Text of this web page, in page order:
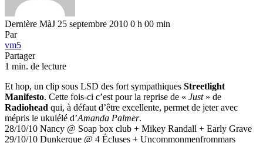
Dernière MàJ 25 septembre 2010 0 h 00 min
Par
vm5
Partager
1 min. de lecture
Et hop, un clip sous LSD des fort sympathiques Streetlight
Manifesto. Cette fois-ci c’est pour la reprise de « Just» de
Radiohead qui, à défaut d’être excellente, permet de jeter avec
mépris le ukulélé d’Amanda Palmer.
28/10/10 Nancy @ Soap box club + Mikey Randall + Early Grave
29/10/10 Dunkerque @ 4 Écluses + Uncommonmenfrommars